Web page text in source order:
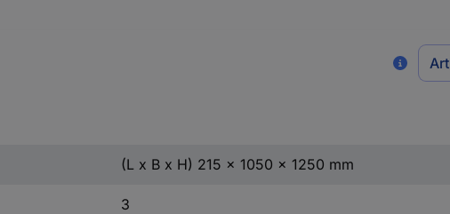
(L x B x H) 215 x 1050 x 1250 mm
3